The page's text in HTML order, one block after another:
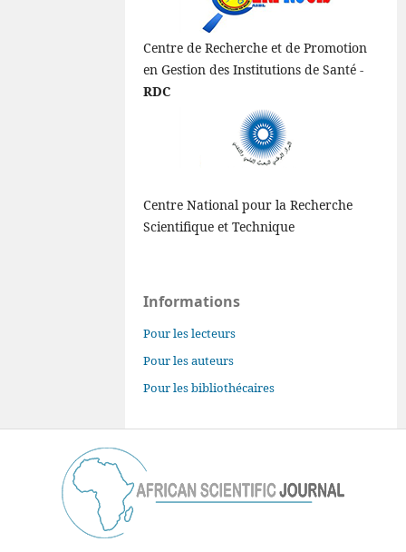
Centre de Recherche et de Promotion
en Gestion des Institutions de Santé -
RDC
Centre National pour la Recherche
Scientifique et Technique
Informations
Pour les lecteurs
Pour les auteurs
Pour les bibliothécaires